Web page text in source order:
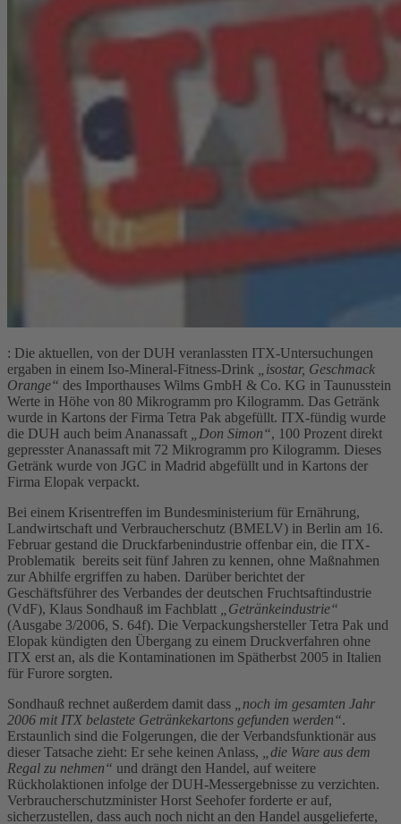
: Die aktuellen, von der DUH veranlassten ITX-Untersuchungen
ergaben in einem Iso-Mineral-Fitness-Drink
„isostar, Geschmack
Orange“ des Importhauses Wilms GmbH & Co. KG in Taunusstein
Werte in Höhe von 80 Mikrogramm pro Kilogramm. Das Getränk
wurde in Kartons der Firma Tetra Pak abgefüllt. ITX-fündig wurde
die DUH auch beim Ananassaft
„Don Simon“, 100 Prozent direkt
gepresster Ananassaft mit 72 Mikrogramm pro Kilogramm. Dieses
Getränk wurde von JGC in Madrid abgefüllt und in Kartons der
Firma Elopak verpackt.
Bei einem Krisentreffen im Bundesministerium für Ernährung,
Landwirtschaft und Verbraucherschutz (BMELV) in Berlin am 16.
Februar gestand die Druckfarbenindustrie offenbar ein, die ITX-
Problematik bereits seit fünf Jahren zu kennen, ohne Maßnahmen
zur Abhilfe ergriffen zu haben. Darüber berichtet der
Geschäftsführer des Verbandes der deutschen Fruchtsaftindustrie
(VdF), Klaus Sondhauß im Fachblatt
„Getränkeindustrie“
(Ausgabe 3/2006, S. 64f). Die Verpackungshersteller Tetra Pak und
Elopak kündigten den Übergang zu einem Druckverfahren ohne
ITX erst an, als die Kontaminationen im Spätherbst 2005 in Italien
für Furore sorgten.
Sondhauß rechnet außerdem damit dass
„noch im gesamten Jahr
2006 mit ITX belastete Getränkekartons gefunden werden“.
Erstaunlich sind die Folgerungen, die der Verbandsfunktionär aus
dieser Tatsache zieht: Er sehe keinen Anlass,
„die Ware aus dem
Regal zu nehmen“ und drängt den Handel, auf weitere
Rückholaktionen infolge der DUH-Messergebnisse zu verzichten.
Verbraucherschutzminister Horst Seehofer forderte er auf,
sicherzustellen, dass auch noch nicht an den Handel ausgelieferte,